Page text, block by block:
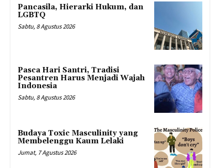
Pancasila, Hierarki Hukum, dan
LGBTQ
Sabtu, 8 Agustus 2026
Pasca Hari Santri, Tradisi
Pesantren Harus Menjadi Wajah
Indonesia
Sabtu, 8 Agustus 2026
Budaya Toxic Masculinity yang
Membelenggu Kaum Lelaki
Jumat, 7 Agustus 2026